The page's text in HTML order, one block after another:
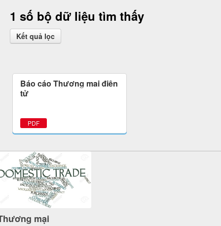
1 số bộ dữ liệu tìm thấy
Kết quả lọc
Báo cáo Thương mại điện
tử
PDF
mại